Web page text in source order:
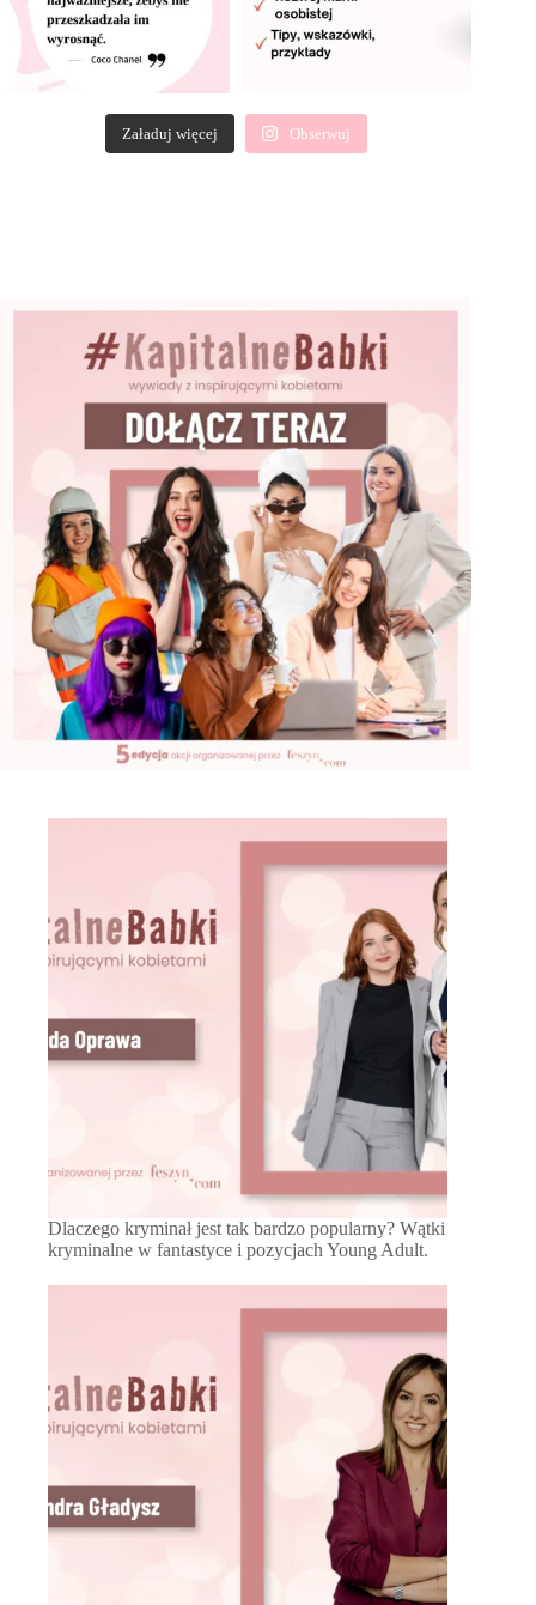
Załaduj więcej Obserwuj
Dlaczego kryminał jest tak bardzo popularny? Wątki
kryminalne w fantastyce i pozycjach Young Adult.